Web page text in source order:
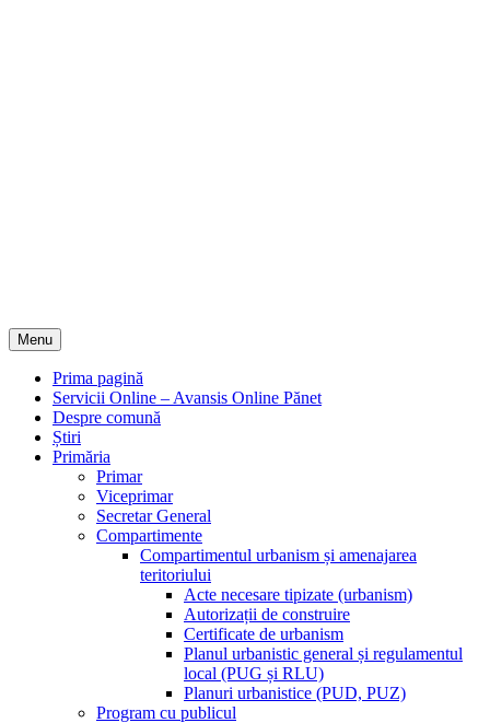
Menu
Prima pagină
Servicii Online – Avansis Online Pănet
Despre comună
Știri
Primăria
Primar
Viceprimar
Secretar General
Compartimente
Compartimentul urbanism și amenajarea
teritoriului
Acte necesare tipizate (urbanism)
Autorizații de construire
Certificate de urbanism
Planul urbanistic general și regulamentul
local (PUG și RLU)
Planuri urbanistice (PUD, PUZ)
Program cu publicul